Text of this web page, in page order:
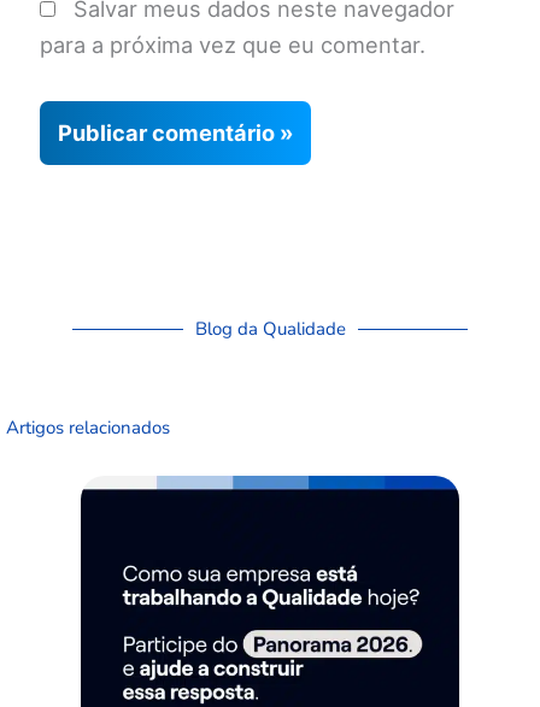
Salvar meus dados neste navegador
para a próxima vez que eu comentar.
Blog da Qualidade
Artigos relacionados